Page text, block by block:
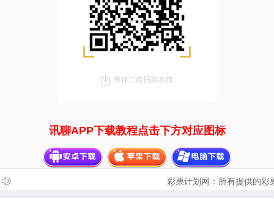
讯聊APP下载教程点击下方对应图标
彩票计划网：所有提供的彩